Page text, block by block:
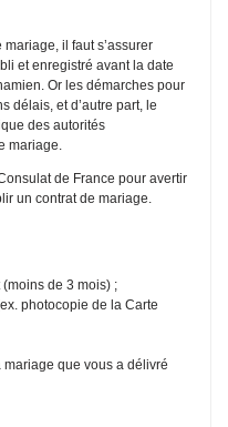
mariage, il faut s’assurer
et enregistré avant la date
Or les démarches pour
délais, et d’autre part, le
des autorités
mariage.
de France pour avertir
un contrat de mariage.
(moins de 3 mois) ;
photocopie de la Carte
mariage que vous a délivré